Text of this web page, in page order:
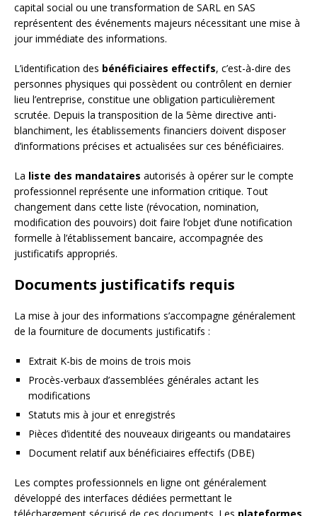
capital social ou une transformation de SARL en SAS
représentent des événements majeurs nécessitant une mise à
jour immédiate des informations.
L’identification des bénéficiaires effectifs, c’est-à-dire des
personnes physiques qui possèdent ou contrôlent en dernier
lieu l’entreprise, constitue une obligation particulièrement
scrutée. Depuis la transposition de la 5ème directive anti-
blanchiment, les établissements financiers doivent disposer
d’informations précises et actualisées sur ces bénéficiaires.
La liste des mandataires autorisés à opérer sur le compte
professionnel représente une information critique. Tout
changement dans cette liste (révocation, nomination,
modification des pouvoirs) doit faire l’objet d’une notification
formelle à l’établissement bancaire, accompagnée des
justificatifs appropriés.
Documents justificatifs requis
La mise à jour des informations s’accompagne généralement
de la fourniture de documents justificatifs :
Extrait K-bis de moins de trois mois
Procès-verbaux d’assemblées générales actant les
modifications
Statuts mis à jour et enregistrés
Pièces d’identité des nouveaux dirigeants ou mandataires
Document relatif aux bénéficiaires effectifs (DBE)
Les comptes professionnels en ligne ont généralement
développé des interfaces dédiées permettant le